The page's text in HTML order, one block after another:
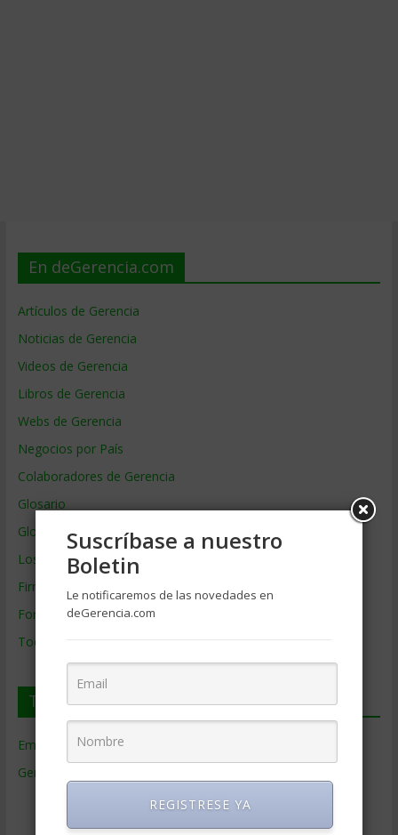
En deGerencia.com
Artículos de Gerencia
Noticias de Gerencia
Videos de Gerencia
Libros de Gerencia
Webs de Gerencia
Negocios por País
Colaboradores de Gerencia
Glosario
Glosario Inglés – Español
Los mejores MBA
Firmas de Gerencia
Formación de Gerencia
Todos los Temas
Temas de Gerencia
Empresas de Gerencia
Gerencia
Contabilidad
Suscríbase a nuestro
Boletin
Le notificaremos de las novedades en
deGerencia.com
REGISTRESE YA